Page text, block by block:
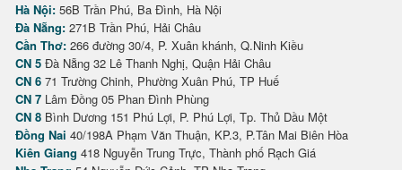
Hà Nội: 56B Trần Phú, Ba Đình, Hà Nội
Đà Nẵng: 271B Trần Phú, Hải Châu
Cần Thơ: 266 đường 30/4, P. Xuân khánh, Q.Ninh Kiều
CN 5 Đà Nẵng 32 Lê Thanh Nghị, Quận Hải Châu
CN 6 71 Trường Chinh, Phường Xuân Phú, TP Huế
CN 7 Lâm Đồng 05 Phan Đình Phùng
CN 8 Bình Dương 151 Phú Lợi, P. Phú Lợi, Tp. Thủ Dầu Một
Đồng Nai 40/198A Phạm Văn Thuận, KP.3, P.Tân Mai Biên Hòa
Kiên Giang 418 Nguyễn Trung Trực, Thành phố Rạch Giá